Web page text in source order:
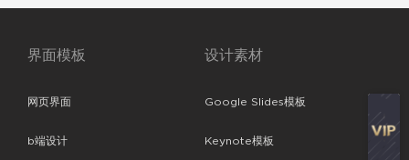
界面模板
网页界面
b端设计
设计素材
Google Slides模板
Keynote模板